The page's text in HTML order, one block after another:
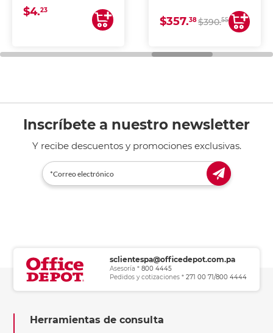
uniforme, ideal para
impresoras de inyección
de tinta y láser,
general de oficina.
$4.23
COPIA Y ESCANEA)
$357.38$390.55
Inscríbete a nuestro newsletter
Y recibe descuentos y promociones exclusivas.
sclientespa@officedepot.com.pa
Asesoría * 800 4445
Pedidos y cotizaciones * 271 00 71/800 4444
Herramientas de consulta